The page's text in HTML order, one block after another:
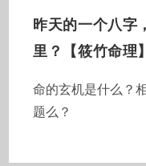
昨天的一个八字
里？【筱竹命理】
命的玄机是什么？
题么？